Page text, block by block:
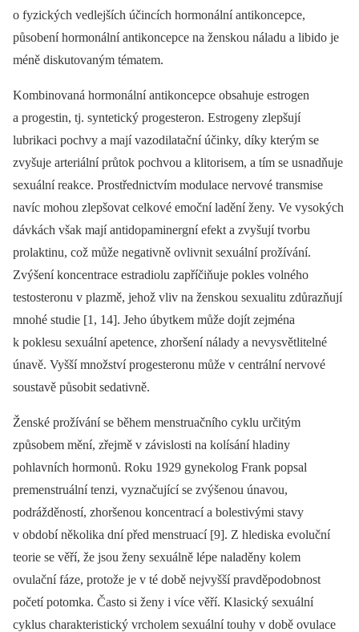
o fyzických vedlejších účincích hormonální antikoncepce,
působení hormonální antikoncepce na ženskou náladu a libido je
méně diskutovaným tématem.
Kombinovaná hormonální antikoncepce obsahuje estrogen
a progestin, tj. syntetický progesteron. Estrogeny zlepšují
lubrikaci pochvy a mají vazodilatační účinky, díky kterým se
zvyšuje arteriální průtok pochvou a klitorisem, a tím se usnadňuje
sexuální reakce. Prostřednictvím modulace nervové transmise
navíc mohou zlepšovat celkové emoční ladění ženy. Ve vysokých
dávkách však mají antidopaminergní efekt a zvyšují tvorbu
prolaktinu, což může negativně ovlivnit sexuální prožívání.
Zvýšení koncentrace estradiolu zapříčiňuje pokles volného
testosteronu v plazmě, jehož vliv na ženskou sexualitu zdůrazňují
mnohé studie [1, 14]. Jeho úbytkem může dojít zejména
k poklesu sexuální apetence, zhoršení nálady a nevysvětlitelné
únavě. Vyšší množství progesteronu může v centrální nervové
soustavě působit sedativně.
Ženské prožívání se během menstruačního cyklu určitým
způsobem mění, zřejmě v závislosti na kolísání hladiny
pohlavních hormonů. Roku 1929 gynekolog Frank popsal
premenstruální tenzi, vyznačující se zvýšenou únavou,
podrážděností, zhoršenou koncentrací a bolestivými stavy
v období několika dní před menstruací [9]. Z hlediska evoluční
teorie se věří, že jsou ženy sexuálně lépe naladěny kolem
ovulační fáze, protože je v té době nejvyšší pravděpodobnost
početí potomka. Často si ženy i více věří. Klasický sexuální
cyklus charakteristický vrcholem sexuální touhy v době ovulace